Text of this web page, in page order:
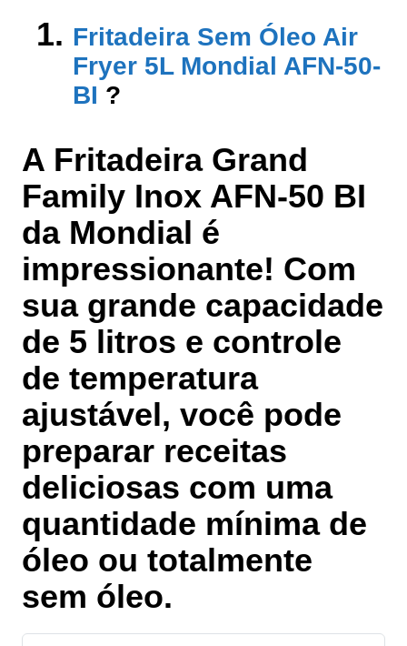
Fritadeira Sem Óleo Air
Fryer 5L Mondial AFN-50-
BI ?
A Fritadeira Grand
Family Inox AFN-50 BI
da Mondial é
impressionante! Com
sua grande capacidade
de 5 litros e controle
de temperatura
ajustável, você pode
preparar receitas
deliciosas com uma
quantidade mínima de
óleo ou totalmente
sem óleo.